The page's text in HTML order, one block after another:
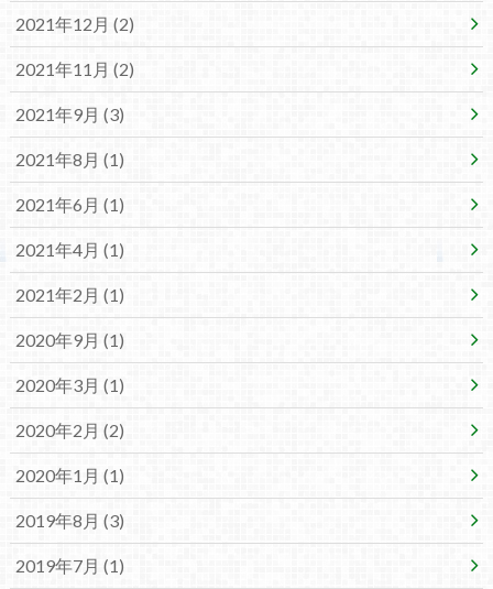
2021年12月 (2)
2021年11月 (2)
2021年9月 (3)
2021年8月 (1)
2021年6月 (1)
2021年4月 (1)
2021年2月 (1)
2020年9月 (1)
2020年3月 (1)
2020年2月 (2)
2020年1月 (1)
2019年8月 (3)
2019年7月 (1)